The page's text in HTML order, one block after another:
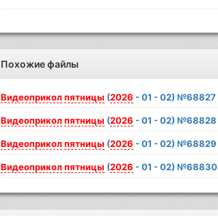
Похожие файлы
Видеоприколпятницы (2026 - 01 - 02) №68827
Видеоприколпятницы (2026 - 01 - 02) №68828
Видеоприколпятницы (2026 - 01 - 02) №68829
Видеоприколпятницы (2026 - 01 - 02) №68830